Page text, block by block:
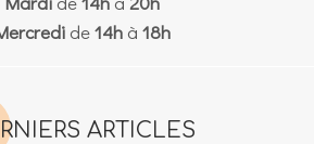
de14h à 18h
ARTICLES